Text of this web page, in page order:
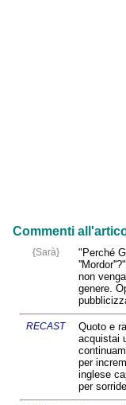
Commenti
{Sarà}
"Perché
non
genere.
RECAST
Quoto e
acquistai
per
inglese
per